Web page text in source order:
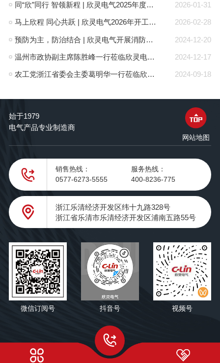
2026-01-31
同“欣”同行 智领新程 | 欣灵电气2025年度表彰总结大会暨新年酒会成功举办！
2026-02-28
马上欣程 同心共跃 | 欣灵电气2026年开工大吉！
2024-12-20
预防为主，防治结合 | 欣灵电气开展消防应急预案演练活动
2024-12-17
温州市政协副主席陈胜峰一行莅临欣灵电气调研指导
2024-09-18
农工党浙江省委会主委葛明华一行莅临欣灵电气考察调研
始于1979
电气产品专业制造商
网站地图
销售热线：
0577-6273-5555
服务热线：
400-8236-775
浙江乐清经济开发区纬十九路328号
浙江省乐清市乐清经济开发区浦南五路55号
微信订阅号 抖音号 视频号